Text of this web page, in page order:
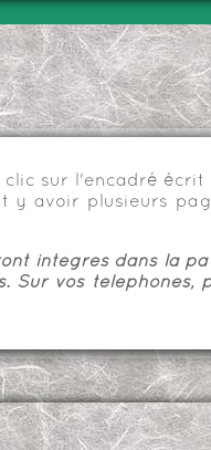
sur l'encadré écrit
y avoir plusieurs
intégrés dans la
Sur vos téléphones,